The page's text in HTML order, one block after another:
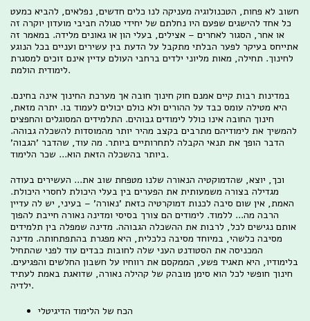
חשוב לא פחות, הטכנולוגיה מעניקה לנו כלים חדשים, נפלאים, להביא כמעט
כל אחד להישגים שפעם היו נחלתם של יחידי סגולה חביבי מועדון יוקרה זה
או אחר, הסגור לאחרים – אצילים, בעלי הון או גאונים מלידה. במאמר זה
אתייחס בעיקר לפער הבלתי מתקבל על הדעת בין עשירים ועניים בכל הנוגע
לחינוך. תחילה, מאות מליוני ילדים ברחבי העולם עדיין אינם זוכים למסגרת
לימודית הולמת.
במדינות רבות קיים אמנם חוק חינוך חובה אך מערכת החינוך אינה בחינם.
היא מטילה עומס כבד על ההורים ולא כולם יכולים לעמוד בו. יתרה מזאת,
חינוך החובה אינו כולל לימודים גבוהים. התלמידים המסוגלים והחפצים
להמשיך את לימודיהם מתרבים בקצב מהיר יותר מהמוסדות להשכלה גבוהה.
הדבר הופך את תנאי הקבלה לתחרותיים ביותר. מה עוד, שהדבר 'הגבוה'
ביותר בהשכלה הזאת הוא... שכר הלימוד.
וכך, יוצא, שהדמוקטיה הנאורה שלנו מטפחת שוב את... העשירים בעודה
מגדילה בצורה משמעותית את הפערים בין בעלי היכולת לחסרי היכולת.
האמת, אין שום סיבה לכנות דמוקרטיה כזאת 'נאורה' – בעיני, יש לה עדיין
הרבה מה... ללמוד. לימודים הם צורך בסיסי ומדינה נאורה חייבת להפוך
אותם נגישים לכל, לרבות את ההשכלה הגבוהה. מדינה שמפלה בין תלמידים
מסיבה כלשהי, במיוחד מסיבה כלכלית, היא מפגרת בהתפתחותה. מדינה
המכניסה את הסטודנט העני שלה לחובות כבדים עוד לפני שהתחיל
בלימודיו, היא תאגיד פשע, הממקסם את רווחיו על חשבון החלשים והפגיעים.
חינוך חופשי לכל הוא סימן מובהק של קהילה נאורה, שדואגת באמת לעתיד
ילדיה.
הכח של הלימוד הדיגיטלי